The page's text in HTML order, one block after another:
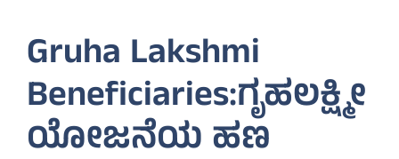
Gruha Lakshmi
Beneficiaries:ಗೃಹಲಕ್ಷ್ಮೀ
ಯೋಜನೆಯ ಹಣ